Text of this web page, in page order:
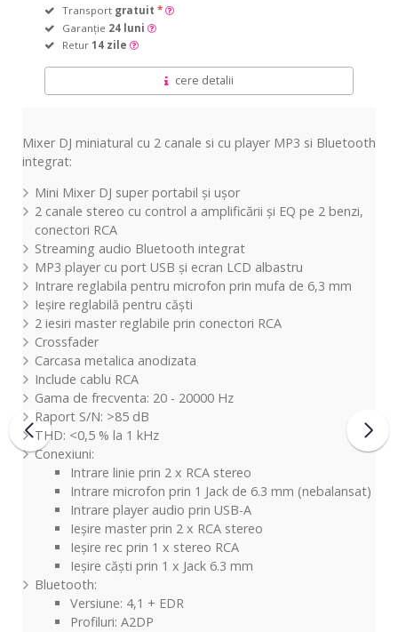
Transport gratuit *
Garanție 24 luni
Retur 14 zile
cere detalii
Mixer DJ miniatural cu 2 canale si cu player MP3 si Bluetooth
integrat:
Mini Mixer DJ super portabil și ușor
2 canale stereo cu control a amplificării și EQ pe 2 benzi,
conectori RCA
Streaming audio Bluetooth integrat
MP3 player cu port USB și ecran LCD albastru
Intrare reglabila pentru microfon prin mufa de 6,3 mm
Ieșire reglabilă pentru căști
2 iesiri master reglabile prin conectori RCA
Crossfader
Carcasa metalica anodizata
Include cablu RCA
Gama de frecventa: 20 - 20000 Hz
Raport S/N: >85 dB
THD: <0,5 % la 1 kHz
Conexiuni:
Intrare linie prin 2 x RCA stereo
Intrare microfon prin 1 Jack de 6.3 mm (nebalansat)
Intrare player audio prin USB-A
Ieșire master prin 2 x RCA stereo
Ieșire rec prin 1 x stereo RCA
Ieșire căști prin 1 x Jack 6.3 mm
Bluetooth:
Versiune: 4,1 + EDR
Profiluri: A2DP